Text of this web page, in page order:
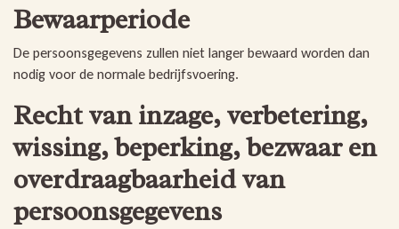
Bewaarperiode
De persoonsgegevens zullen niet langer bewaard worden dan
nodig voor de normale bedrijfsvoering.
Recht van inzage, verbetering,
wissing, beperking, bezwaar en
overdraagbaarheid van
persoonsgegevens